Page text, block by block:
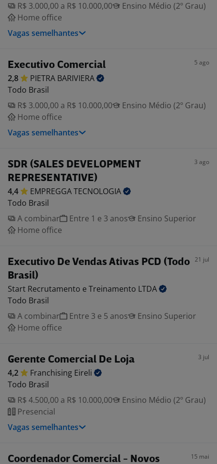
R$ 3.000,00 a R$ 10.000,00
Ensino Médio (2º Grau)
Home office
Vagas semelhantes
Executivo Comercial 5 ago
2,8 PIETRA BARIVIERA
Todo Brasil
R$ 3.000,00 a R$ 10.000,00
Ensino Médio (2º Grau)
Home office
Vagas semelhantes
SDR (SALES DEVELOPMENT
REPRESENTATIVE)
3 ago
4,4 EMPREGGATECNOLOGIA
Todo Brasil
A combinar
Entre 1 e 3 anos
Ensino Superior
Home office
Executivo De Vendas Ativas PCD (Todo
Brasil)
21 jul
Start Recrutamento e Treinamento LTDA
Todo Brasil
A combinar
Entre 3 e 5 anos
Ensino Superior
Home office
Gerente Comercial De Loja 3 jul
4,2 Franchising Eireli
Todo Brasil
R$ 4.500,00 a R$ 10.000,00
Ensino Médio (2º Grau)
Presencial
Vagas semelhantes
Coordenador Comercial - Novos
15 mai